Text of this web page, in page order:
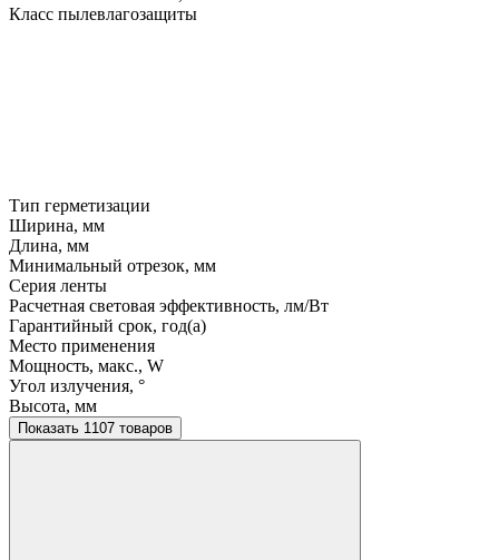
Класс пылевлагозащиты
Тип герметизации
Ширина, мм
Длина, мм
Минимальный отрезок, мм
Серия ленты
Расчетная световая эффективность, лм/Вт
Гарантийный срок, год(а)
Место применения
Мощность, макс., W
Угол излучения, °
Высота, мм
Показать 1107 товаров